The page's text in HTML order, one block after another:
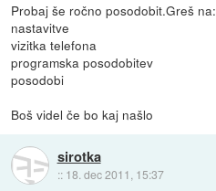
Probaj še ročno posodobit.Greš na:
nastavitve
vizitka telefona
programska posodobitev
posodobi
Boš videl če bo kaj našlo
sirotka
:: 18. dec 2011, 15:37